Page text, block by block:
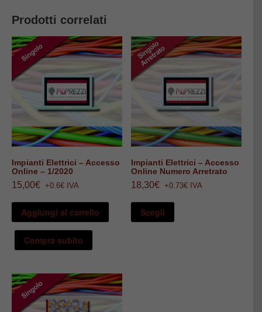
Prodotti correlati
Impianti Elettrici – Accesso
Online – 1/2020
15,00€ +0.6€ IVA
Aggiungi al carrello
Compra subito
Impianti Elettrici – Accesso
Online Numero Arretrato
18,30€ +0.73€ IVA
Scegli
più